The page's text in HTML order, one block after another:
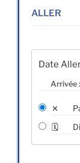
ALLER
Date
✕
🗓
Arrivée